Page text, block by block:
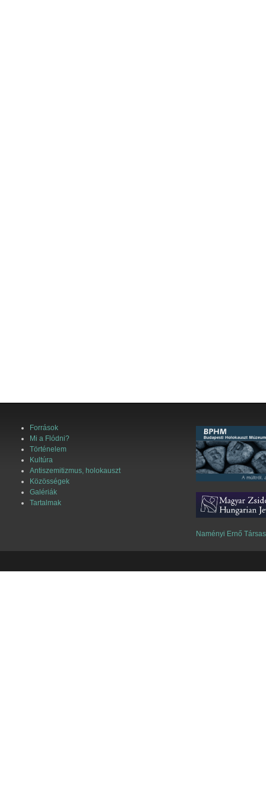
Források
Mi a Flódni?
Történelem
Kultúra
Antiszemitizmus, holokauszt
Közösségek
Galériák
Tartalmak
Naményi Ernő